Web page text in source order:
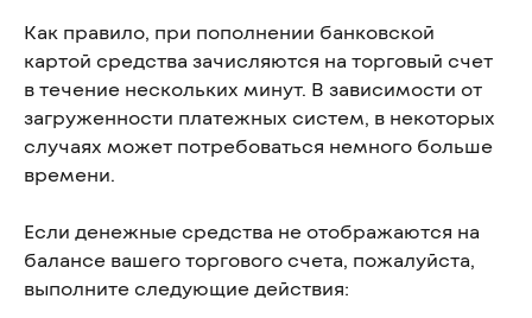
Как правило, при пополнении банковской
картой средства зачисляются на торговый счет
в течение нескольких минут. В зависимости от
загруженности платежных систем, в некоторых
случаях может потребоваться немного больше
времени.
Если денежные средства не отображаются на
балансе вашего торгового счета, пожалуйста,
выполните следующие действия: